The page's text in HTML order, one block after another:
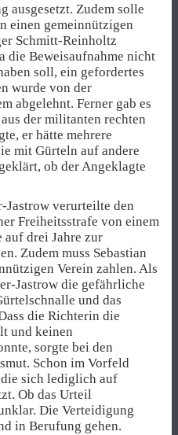
ausgesetzt. Zudem solle
einen gemeinnützigen
Schmitt-Reinholtz
die Beweisaufnahme nicht
soll, ein gefordertes
wurde von der
abgelehnt. Ferner gab es
der militanten rechten
er hätte mehrere
mit Gürteln auf andere
ob der Angeklagte
Jastrow verurteilte den
Freiheitsstrafe von einem
auf drei Jahre zur
Zudem muss Sebastian
Verein zahlen. Als
Jastrow die gefährliche
und das
die Richterin die
und keinen
sorgte bei den
Schon im Vorfeld
sich lediglich auf
Ob das Urteil
Die Verteidigung
in Berufung gehen.